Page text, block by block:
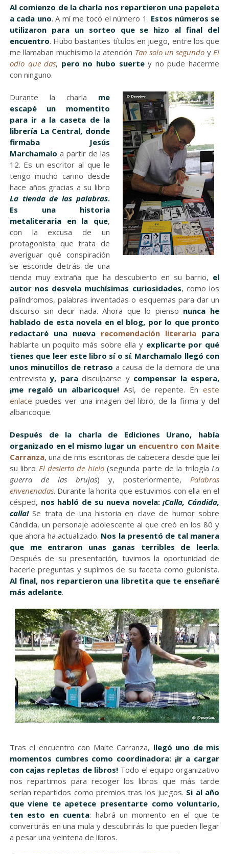
Al comienzo de la charla nos repartieron una papeleta
a cada uno. A mí me tocó el número 1. Estos números se
utilizaron para un sorteo que se hizo al final del
encuentro. Hubo bastantes títulos en juego, entre los que
me llamaban muchísimo la atención Tan solo un segundo yEl
odio que das, pero no hubo suertey no pude hacerme
con ninguno.
Durante la charla me
escapé un momentito
para ir a la caseta de la
librería La Central, donde
firmaba Jesús
Marchamalo a partir de las
12. Es un escritor al que le
tengo mucho cariño desde
hace años gracias a su libro
La tienda de las palabras.
Es una historia
metaliteraria en la que,
con la excusa de un
protagonista que trata de
averiguar qué conspiración
se esconde detrás de una
tienda muy extraña que ha descubierto en su barrio, el
autor nos desvela muchísimas curiosidades, como los
palíndromos, palabras inventadas o esquemas para dar un
discurso sin decir nada. Ahora que lo pienso nunca he
hablado de esta novela en el blog, por lo que pronto
redactaré una nueva recomendación literaria para
hablarte un poquito más sobre ella y explicarte por qué
tienes que leer este libro sí o sí. Marchamalo llegó con
unos minutillos de retraso a causa de la demora de una
entrevistay, paradisculparse ycompensar la espera,
¡me regaló un albaricoque! Así, de repente. Eneste
enlace puedes ver una imagen del libro, de la firma y del
albaricoque.
Después de la charla de Ediciones Urano, había
organizado en el mismo lugar un encuentro con Maite
Carranza, una de mis escritoras de cabecera desde que leí
su libro El desierto de hielo(segunda parte de la trilogíaLa
guerra de las brujas) y, posteriormente,Palabras
envenenadas. Durante la horita que estuvimos con ella en el
césped, nos habló de su nueva novela:¡Calla, Cándida,
calla!Se trata de una historia en clave de humor sobre
Cándida, un personaje adolescente al que creó en los 80 y
que ahora ha actualizado. Nos la presentó de tal manera
que me entraron unas ganas terribles de leerla.
Después de su presentación, tuvimos la oportunidad de
hacerle preguntas y supimos de su faceta como guionista.
Al final, nos repartieron una libretita que te enseñaré
más adelante.
Tras el encuentro con Maite Carranza, llegó uno de mis
momentos cumbres como coordinadora: ¡ir a cargar
con cajas repletas de libros! Todo el equipo organizativo
nos repartimos para recoger los libros que más tarde
serían repartidos como premios tras los juegos. Si al año
que viene te apetece presentarte como voluntario,
ten esto en cuenta: habrá un momento en el que te
convertirás en una mula y descubrirás lo que pueden llegar
a pesar una veintena de libros.